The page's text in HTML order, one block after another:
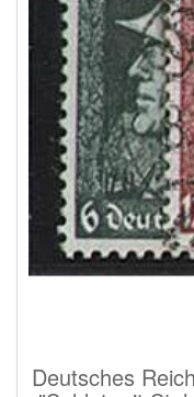
Deutsches